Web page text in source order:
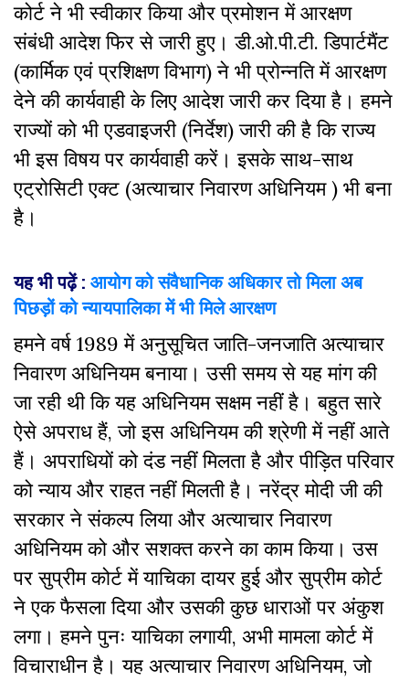
कोर्ट ने भी स्वीकार किया और प्रमोशन में आरक्षण
संबंधी आदेश फिर से जारी हुए। डी.ओ.पी.टी. डिपार्टमैंट
(कार्मिक एवं प्रशिक्षण विभाग) ने भी प्रोन्नति में आरक्षण
देने की कार्यवाही के लिए आदेश जारी कर दिया है। हमने
राज्यों को भी एडवाइजरी (निर्देश) जारी की है कि राज्य
भी इस विषय पर कार्यवाही करें। इसके साथ-साथ
एट्रोसिटी एक्ट (अत्याचार निवारण अधिनियम ) भी बना
है।
यह भी पढ़ें : आयोग को संवैधानिक अधिकार तो मिला अब
पिछड़ों को न्‍यायपालिका में भी मिले आरक्षण
हमने वर्ष 1989 में अनुसूचित जाति-जनजाति अत्याचार
निवारण अधिनियम बनाया। उसी समय से यह मांग की
जा रही थी कि यह अधिनियम सक्षम नहीं है। बहुत सारे
ऐसे अपराध हैं, जो इस अधिनियम की श्रेणी में नहीं आते
हैं। अपराधियों को दंड नहीं मिलता है और पीड़ित परिवार
को न्याय और राहत नहीं मिलती है। नरेंद्र मोदी जी की
सरकार ने संकल्प लिया और अत्याचार निवारण
अधिनियम को और सशक्त करने का काम किया। उस
पर सुप्रीम कोर्ट में याचिका दायर हुई और सुप्रीम कोर्ट
ने एक फैसला दिया और उसकी कुछ धाराओं पर अंकुश
लगा। हमने पुनः याचिका लगायी, अभी मामला कोर्ट में
विचाराधीन है। यह अत्याचार निवारण अधिनियम, जो